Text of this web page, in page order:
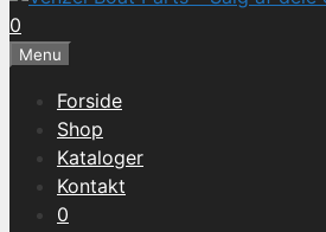
0
Menu
Forside
Shop
Kataloger
Kontakt
0